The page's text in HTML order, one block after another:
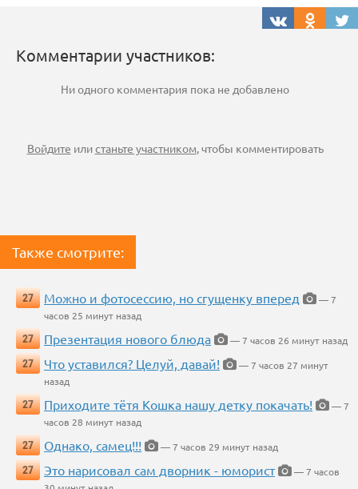
Комментарии участников:
Ни одного комментария пока не добавлено
Войдите илистаньте участником, чтобы комментировать
Также смотрите:
27 Можно и фотосессию, но сгущенку вперед
— 7
часов 25 минут назад
27
Презентация нового блюда
— 7 часов 26 минут назад
27
Что уставился? Целуй, давай!
— 7 часов 27 минут
назад
27
Приходите тётя Кошка нашу детку покачать!
— 7
часов 28 минут назад
27
Однако, самец!!!
— 7 часов 29 минут назад
27
Это нарисовал сам дворник - юморист
— 7 часов